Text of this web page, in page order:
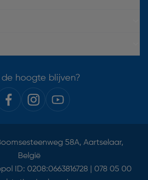
hoogte blijven?
58A, Aartselaar,
België
ID: 0208:0663816728 | 078 05 00